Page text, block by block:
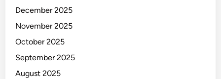
December 2025
November 2025
October 2025
September 2025
August 2025